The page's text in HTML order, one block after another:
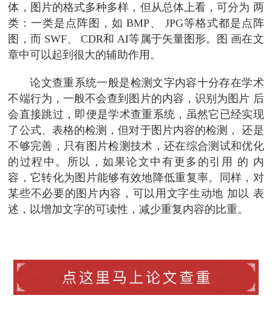
体，图片的格式多种多样，但从总体上看，可分为 两
类：一类是点阵图，如 BMP、 JPG等格式都是点阵
图，而 SWF、 CDR和 AI等属于矢量图形。图 画在文
章中可以起到很大的辅助作用。
论文查重系统一般是检测文字内容十分存在学术
不端行为，一般不会查到图片的内容，识别为图片 后
会直接跳过，即便是学术查重系统，虽然它已经实现
了公式、表格的检测，但对于图片内容的检测， 还是
不够完善，只有图片检测技术，还在综合测试和优化
的过程中。所以，如果论文中有更多的引用 的 内
容，它转化为图片能够有效地降低重复率。同样，对
某些不必要的图片内容，可以用文字生动地 加以 表
述，以增加文字的可读性，减少重复内容的比重。